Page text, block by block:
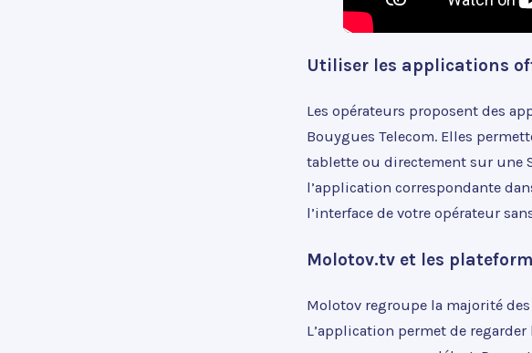
Utiliser les applications
Les opérateurs proposent des
Bouygues Telecom. Elles
tablette ou directement sur une
l’application correspondante
l’interface de votre opérateur
Molotov.tv et les
Molotov regroupe la majorité
L’application permet de